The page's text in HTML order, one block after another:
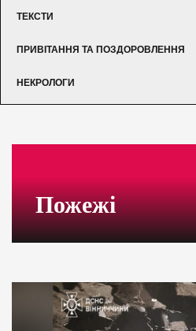
ТЕКСТИ
ПРИВІТАННЯ ТА ПОЗДОРОВЛЕННЯ
НЕКРОЛОГИ
Пожежі